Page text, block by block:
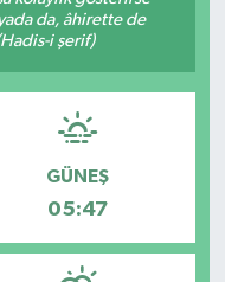
da, âhirette de
i şerif)
GÜNEŞ
05:47